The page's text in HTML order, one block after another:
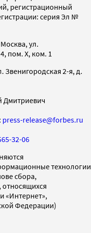
регистрационный
серия Эл №
ул.
пом. X, ком. 1
Звенигородская 2-я, д.
Дмитриевич
press-release@forbes.ru
32-06
технологии
сбора,
относящихся
«Интернет»,
Федерации)